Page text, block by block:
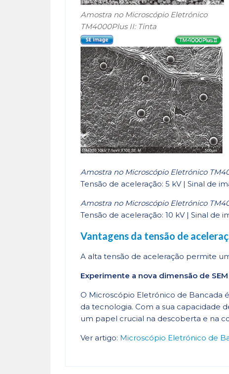
Amostra no Microscópio Eletrónico
TM4000Plus II: Tinta
Amostra no Microscópio Eletrónico
Tensão de aceleração: 5 kV | Sinal de
Amostra no Microscópio Eletrónico
Tensão de aceleração: 10 kV | Sinal de
Vantagens da tensão de
A alta tensão de aceleração permite
Experimente a nova dimensão de
O Microscópio Eletrónico de Bancada
da tecnologia. Com a sua capacidade
um papel crucial na descoberta e na
Ver artigo: Microscópio Eletrónico de